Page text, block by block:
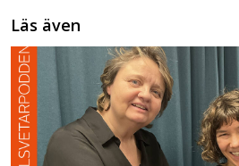
Läs även